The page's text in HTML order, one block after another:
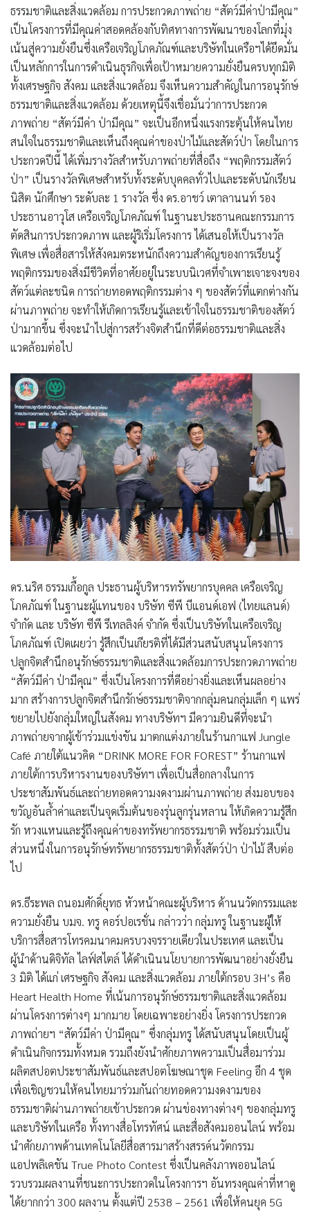
ธรรมชาติและสิ่งแวดล้อม การประกวดภาพถ่าย “สัตว์มีค่าป่ามีคุณ”
เป็นโครงการที่มีคุณค่าสอดคล้องกับทิศทางการพัฒนาของโลกที่มุ่ง
เน้นสู่ความยั่งยืนซึ่งเครือเจริญโภคภัณฑ์และบริษัทในเครือฯได้ยึดมั่น
เป็นหลักการในการดำเนินธุรกิจเพื่อเป้าหมายความยั่งยืนครบทุกมิติ
ทั้งเศรษฐกิจ สังคม และสิ่งแวดล้อม จึงเห็นความสำคัญในการอนุรักษ์
ธรรมชาติและสิ่งแวดล้อม ด้วยเหตุนี้จึงเชื่อมั่นว่าการประกวด
ภาพถ่าย “สัตว์มีค่า ป่ามีคุณ” จะเป็นอีกหนึ่งแรงกระตุ้นให้คนไทย
สนใจในธรรมชาติและเห็นถึงคุณค่าของป่าไม้และสัตว์ป่า โดยในการ
ประกวดปีนี้ ได้เพิ่มรางวัลสำหรับภาพถ่ายที่สื่อถึง “พฤติกรรมสัตว์
ป่า” เป็นรางวัลพิเศษสำหรับทั้งระดับบุคคลทั่วไปและระดับนักเรียน
นิสิต นักศึกษา ระดับละ 1 รางวัล ซึ่ง ดร.อาชว์ เตาลานนท์ รอง
ประธานอาวุโส เครือเจริญโภคภัณฑ์ในฐานะประธานคณะกรรมการ
ตัดสินการประกวดภาพ และผู้ริเริ่มโครงการ ได้เสนอให้เป็นรางวัล
พิเศษ เพื่อสื่อสารให้สังคมตระหนักถึงความสำคัญของการเรียนรู้
พฤติกรรมของสิ่งมีชีวิตที่อาศัยอยู่ในระบบนิเวศที่จำเพาะเจาะจงของ
สัตว์แต่ละชนิด การถ่ายทอดพฤติกรรมต่าง ๆ ของสัตว์ที่แตกต่างกัน
ผ่านภาพถ่าย จะทำให้เกิดการเรียนรู้และเข้าใจในธรรมชาติของสัตว์
ป่ามากขึ้น ซึ่งจะนำไปสู่การสร้างจิตสำนึกที่ดีต่อธรรมชาติและสิ่ง
แวดล้อมต่อไป
ดร.นริศ ธรรมเกื้อกูล ประธานผู้บริหารทรัพยากรบุคคล เครือเจริญ
โภคภัณฑ์ในฐานะผู้แทนของ บริษัท ซีพี บีแอนด์เอฟ (ไทยแลนด์)
จำกัด และ บริษัท ซีพี รีเทลลิงค์ จำกัด ซึ่งเป็นบริษัทในเครือเจริญ
โภคภัณฑ์ เปิดเผยว่า รู้สึกเป็นเกียรติที่ได้มีส่วนสนับสนุนโครงการ
ปลูกจิตสำนึกอนุรักษ์ธรรมชาติและสิ่งแวดล้อมการประกวดภาพถ่าย
“สัตว์มีค่า ป่ามีคุณ” ซึ่งเป็นโครงการที่ดีอย่างยิ่งและเห็นผลอย่าง
มาก สร้างการปลูกจิตสำนึกรักษ์ธรรมชาติจากกลุ่มคนกลุ่มเล็ก ๆ แพร่
ขยายไปยังกลุ่มใหญ่ในสังคม ทางบริษัทฯ มีความยินดีที่จะนำ
ภาพถ่ายจากผู้เข้าร่วมแข่งขัน มาตกแต่งภายในร้านกาแฟ Jungle
Café ภายใต้แนวคิด “DRINK MORE FOR FOREST” ร้านกาแฟ
ภายใต้การบริหารงานของบริษัทฯ เพื่อเป็นสื่อกลางในการ
ประชาสัมพันธ์และถ่ายทอดความงดงามผ่านภาพถ่าย ส่งมอบของ
ขวัญอันล้ำค่าและเป็นจุดเริ่มต้นของรุ่นลูกรุ่นหลาน ให้เกิดความรู้สึก
รัก หวงแหนและรู้ถึงคุณค่าของทรัพยากรธรรมชาติ พร้อมร่วมเป็น
ส่วนหนึ่งในการอนุรักษ์ทรัพยากรธรรมชาติทั้งสัตว์ป่า ป่าไม้ สืบต่อ
ไป
ดร.ธีระพล ถนอมศักดิ์ยุทธ หัวหน้าคณะผู้บริหาร ด้านนวัตกรรมและ
ความยั่งยืน บมจ. ทรู คอร์ปอเรชั่น กล่าวว่า กลุ่มทรู ในฐานะผู้ให้
บริการสื่อสารโทรคมนาคมครบวงจรรายเดียวในประเทศ และเป็น
ผู้นำด้านดิจิทัล ไลฟ์สไตล์ ได้ดำเนินนโยบายการพัฒนาอย่างยั่งยืน
3 มิติ ได้แก่ เศรษฐกิจ สังคม และสิ่งแวดล้อม ภายใต้กรอบ 3H’s คือ
Heart Health Home ที่เน้นการอนุรักษ์ธรรมชาติและสิ่งแวดล้อม
ผ่านโครงการต่างๆ มากมาย โดยเฉพาะอย่างยิ่ง โครงการประกวด
ภาพถ่ายฯ “สัตว์มีค่า ป่ามีคุณ” ซึ่งกลุ่มทรู ได้สนับสนุนโดยเป็นผู้
ดำเนินกิจกรรมทั้งหมด รวมถึงยังนำศักยภาพความเป็นสื่อมาร่วม
ผลิตสปอตประชาสัมพันธ์และสปอตโฆษณาชุด Feeling อีก 4 ชุด
เพื่อเชิญชวนให้คนไทยมาร่วมกันถ่ายทอดความงดงามของ
ธรรมชาติผ่านภาพถ่ายเข้าประกวด ผ่านข่องทางต่างๆ ของกลุ่มทรู
และบริษัทในเครือ ทั้งทางสื่อโทรทัศน์ และสื่อสังคมออนไลน์ พร้อม
นำศักยภาพด้านเทคโนโลยีสื่อสารมาสร้างสรรค์นวัตกรรม
แอปพลิเคชัน True Photo Contest ซึ่งเป็นคลังภาพออนไลน์
รวบรวมผลงานที่ชนะการประกวดในโครงการฯ อันทรงคุณค่าที่หาดู
ได้ยากกว่า 300 ผลงาน ตั้งแต่ปี 2538 – 2561 เพื่อให้คนยุค 5G